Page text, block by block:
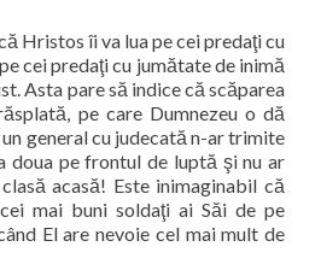
Hristos îi va lua pe cei predaţi cu
cei predaţi cu jumătate de inimă
Asta pare să indice că scăparea
pe care Dumnezeu o dă
general cu judecată n-ar trimite
doua pe frontul de luptă şi nu ar
acasă! Este inimaginabil că
mai buni soldaţi ai Săi de pe
El are nevoie cel mai mult de